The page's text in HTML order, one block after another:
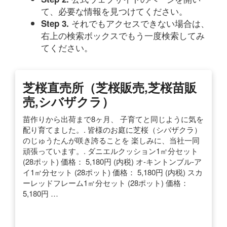
て、必要な情報を見つけてください。
Step 3. それでもアクセスできない場合は、
右上の検索ボックスでもう一度検索してみ
てください。
芝桜直売所（芝桜販売,芝桜苗販
売,シバザクラ）
苗作りから出荷まで8ヶ月、 子育てと同じように気を
配り育てました。. 皆様のお庭に芝桜（シバザクラ）
のじゅうたんが咲き誇ることを 楽しみに、当社一同
頑張っています。. ダニエルクッション1㎡分セット
(28ポット) 価格： 5,180円 (内税) オ-キントンブル-ア
イ1㎡分セット (28ポット) 価格： 5,180円 (内税) スカ
ーレッドフレーム1㎡分セット (28ポット) 価格：
5,180円 …